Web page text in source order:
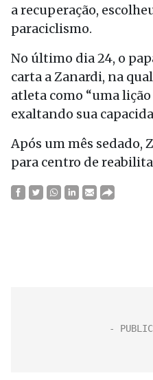
a recuperação,
paraciclismo.
No último dia 24, o
carta a Zanardi, na
atleta como “uma
exaltando sua
Após um mês sedado,
para centro de